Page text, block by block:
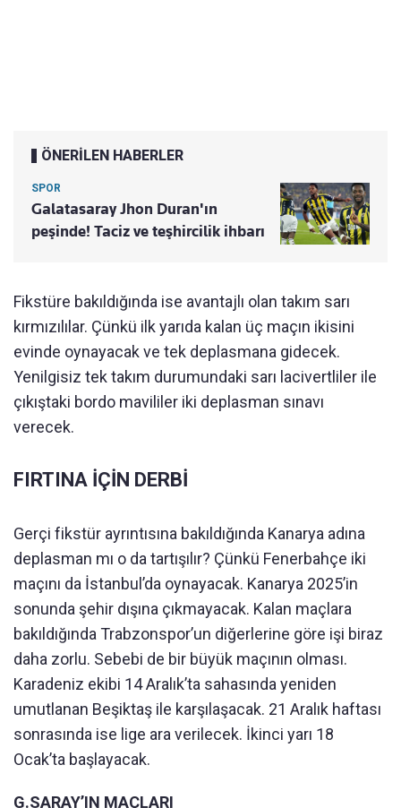
ÖNERİLEN HABERLER
SPOR
Galatasaray Jhon Duran'ın
peşinde! Taciz ve teşhircilik ihbarı
Fikstüre bakıldığında ise avantajlı olan takım sarı
kırmızılılar. Çünkü ilk yarıda kalan üç maçın ikisini
evinde oynayacak ve tek deplasmana gidecek.
Yenilgisiz tek takım durumundaki sarı lacivertliler ile
çıkıştaki bordo mavililer iki deplasman sınavı
verecek.
FIRTINA İÇİN DERBİ
Gerçi fikstür ayrıntısına bakıldığında Kanarya adına
deplasman mı o da tartışılır? Çünkü Fenerbahçe iki
maçını da İstanbul’da oynayacak. Kanarya 2025’in
sonunda şehir dışına çıkmayacak. Kalan maçlara
bakıldığında Trabzonspor’un diğerlerine göre işi biraz
daha zorlu. Sebebi de bir büyük maçının olması.
Karadeniz ekibi 14 Aralık’ta sahasında yeniden
umutlanan Beşiktaş ile karşılaşacak. 21 Aralık haftası
sonrasında ise lige ara verilecek. İkinci yarı 18
Ocak’ta başlayacak.
G.SARAY’IN MAÇLARI